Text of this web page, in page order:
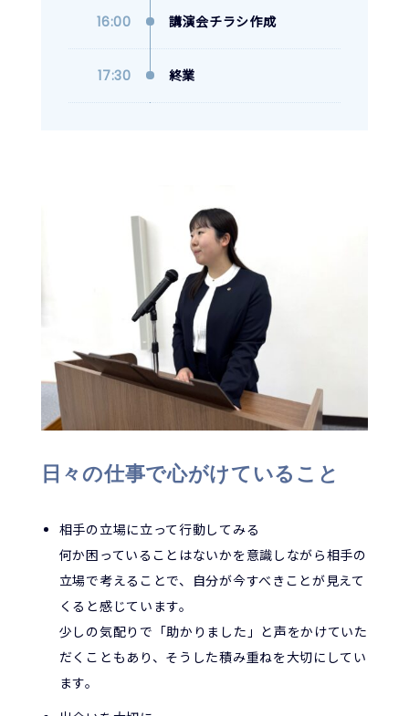
16:00 講演会チラシ作成
17:30 終業
日々の仕事で心がけていること
相手の立場に立って行動してみる
何か困っていることはないかを意識しながら相手の
立場で考えることで、自分が今すべきことが見えて
くると感じています。
少しの気配りで「助かりました」と声をかけていた
だくこともあり、そうした積み重ねを大切にしてい
ます。